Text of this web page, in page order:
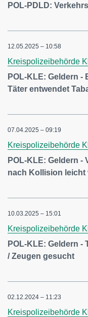
POL-PDLD:
12.05.2025 – 10:58
Kreispolizeibehörde
POL-KLE: Geldern
Täter entwendet
07.04.2025 – 09:19
Kreispolizeibehörde
POL-KLE: Geldern
nach Kollision leicht
10.03.2025 – 15:01
Kreispolizeibehörde
POL-KLE: Geldern
/ Zeugen gesucht
02.12.2024 – 11:23
Kreispolizeibehörde